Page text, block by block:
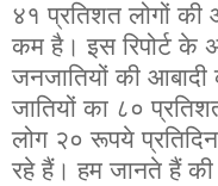
४१ प्रतिशत लोगों की
कम है। इस रिपोर्ट के
जनजातियों की
जातियों का ८०
लोग २० रूपये
रहे हैं। हम जानते हैं